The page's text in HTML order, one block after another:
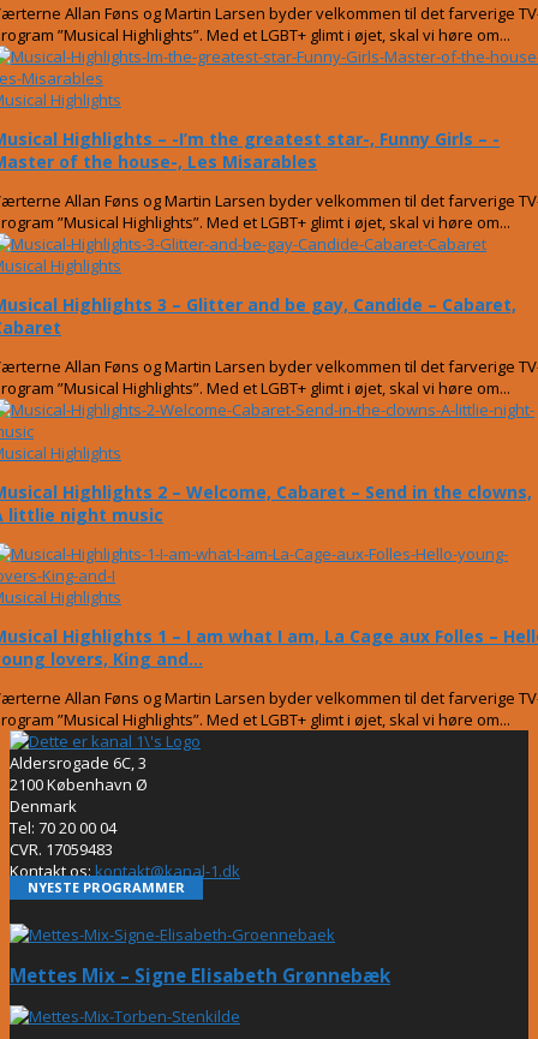
Allan Føns og Martin Larsen byder velkommen til det farverige
”Musical Highlights”. Med et LGBT+ glimt i øjet, skal vi høre om...
Highlights
Highlights – -I’m the greatest star-, Funny Girls – -
of the house-, Les Misarables
Allan Føns og Martin Larsen byder velkommen til det farverige
”Musical Highlights”. Med et LGBT+ glimt i øjet, skal vi høre om...
Highlights
Highlights 3 – Glitter and be gay, Candide – Cabaret,
Allan Føns og Martin Larsen byder velkommen til det farverige
”Musical Highlights”. Med et LGBT+ glimt i øjet, skal vi høre om...
Highlights
Highlights 2 – Welcome, Cabaret – Send in the clowns,
littlie night music
Highlights
Highlights 1 – I am what I am, La Cage aux Folles –
lovers, King and...
Allan Føns og Martin Larsen byder velkommen til det farverige
”Musical Highlights”. Med et LGBT+ glimt i øjet, skal vi høre om...
Aldersrogade 6C, 3
2100 København Ø
Denmark
Tel: 70 20 00 04
CVR. 17059483
Kontakt os:kontakt@kanal-1.dk
NYESTE PROGRAMMER
Mettes Mix – Signe Elisabeth Grønnebæk